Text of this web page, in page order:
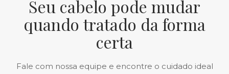
Seu cabelo pode mudar
quando tratado da forma
certa
Fale com nossa equipe e encontre o cuidado ideal